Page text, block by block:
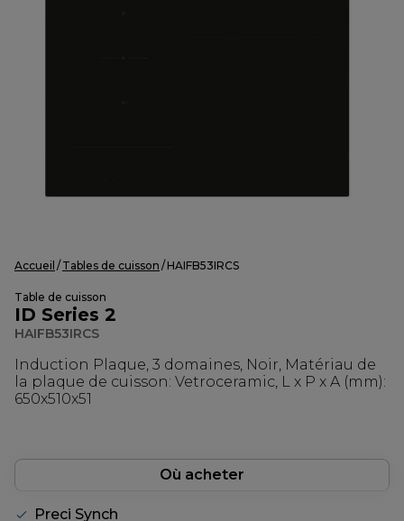
Accueil Tables de cuisson HAIFB53IRCS
Table de cuisson
ID Series 2
HAIFB53IRCS
Induction Plaque, 3 domaines, Noir, Matériau de
la plaque de cuisson: Vetroceramic, L x P x A (mm):
650x510x51
Où acheter
Preci Synch